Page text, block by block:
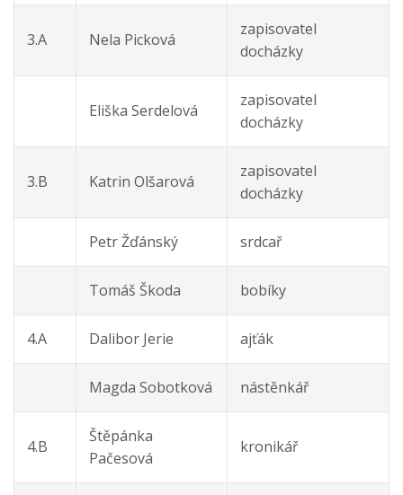
3.A Nela Picková
zapisovatel
docházky
Eliška Serdelová
zapisovatel
docházky
3.B Katrin Olšarová
zapisovatel
docházky
Petr Žďánský srdcař
Tomáš Škoda bobíky
4.A Dalibor Jerie ajťák
Magda Sobotková nástěnkář
4.B
Štěpánka
Pačesová
kronikář